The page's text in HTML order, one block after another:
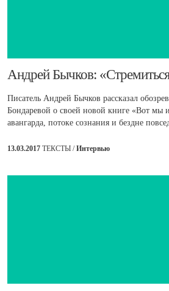
​Андрей Бычков:
Писатель Андрей Бычков рассказал
Бондаревой о своей новой книге «Вот мы
авангарда, потоке сознания и бездне
13.03.2017 ТЕКСТЫ /Интервью